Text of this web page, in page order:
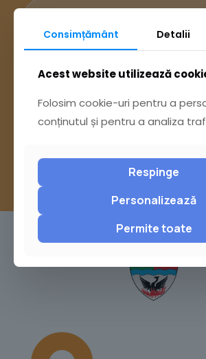
Ai întrebări?
Pagina Contact
sau trimite o sesizare pe
Report
Consimțământ Detalii
Acest website utilizează
Folosim cookie-uri pentru a
conținutul și pentru a analiza
Respinge
Personalizează
Permite toate